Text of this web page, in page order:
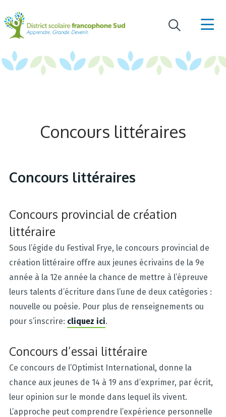
Concours littéraires
Concours littéraires
Concours provincial de création
littéraire
Sous l’égide du Festival Frye, le concours provincial de
création littéraire offre aux jeunes écrivains de la 9e
année à la 12e année la chance de mettre à l’épreuve
leurs talents d’écriture dans l’une de deux catégories :
nouvelle ou poésie. Pour plus de renseignements ou
pour s’inscrire: cliquez ici.
Concours d’essai littéraire
Ce concours de l’Optimist International, donne la
chance aux jeunes de 14 à 19 ans d’exprimer, par écrit,
leur opinion sur le monde dans lequel ils vivent.
L’approche peut comprendre l’expérience personnelle